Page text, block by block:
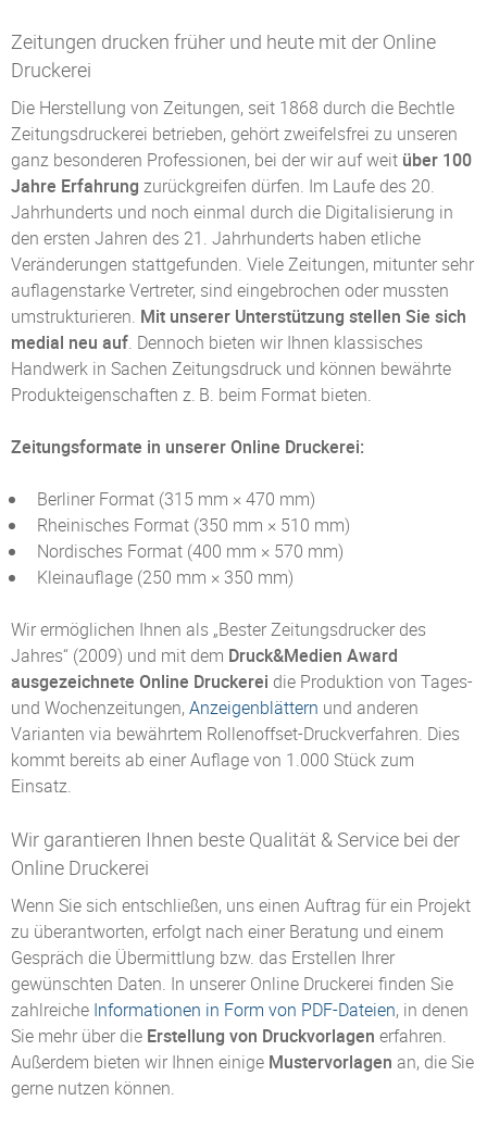
Zeitungen drucken früher und heute mit der Online
Druckerei
Die Herstellung von Zeitungen, seit 1868 durch die Bechtle
Zeitungsdruckerei betrieben, gehört zweifelsfrei zu unseren
ganz besonderen Professionen, bei der wir auf weit über 100
Jahre Erfahrung zurückgreifen dürfen. Im Laufe des 20.
Jahrhunderts und noch einmal durch die Digitalisierung in
den ersten Jahren des 21. Jahrhunderts haben etliche
Veränderungen stattgefunden. Viele Zeitungen, mitunter sehr
auflagenstarke Vertreter, sind eingebrochen oder mussten
umstrukturieren. Mit unserer Unterstützung stellen Sie sich
medial neu auf. Dennoch bieten wir Ihnen klassisches
Handwerk in Sachen Zeitungsdruck und können bewährte
Produkteigenschaften z. B. beim Format bieten.
Zeitungsformate in unserer Online Druckerei:
Berliner Format (315 mm × 470 mm)
Rheinisches Format (350 mm × 510 mm)
Nordisches Format (400 mm × 570 mm)
Kleinauflage (250 mm × 350 mm)
Wir ermöglichen Ihnen als „Bester Zeitungsdrucker des
Jahres“ (2009) und mit dem Druck&Medien Award
ausgezeichnete Online Druckerei die Produktion von Tages-
und Wochenzeitungen, Anzeigenblättern und anderen
Varianten via bewährtem Rollenoffset-Druckverfahren. Dies
kommt bereits ab einer Auflage von 1.000 Stück zum
Einsatz.
Wir garantieren Ihnen beste Qualität & Service bei der
Online Druckerei
Wenn Sie sich entschließen, uns einen Auftrag für ein Projekt
zu überantworten, erfolgt nach einer Beratung und einem
Gespräch die Übermittlung bzw. das Erstellen Ihrer
gewünschten Daten. In unserer Online Druckerei finden Sie
zahlreiche Informationen in Form von PDF-Dateien, in denen
Sie mehr über die Erstellung von Druckvorlagen erfahren.
Außerdem bieten wir Ihnen einige Mustervorlagen an, die Sie
gerne nutzen können.